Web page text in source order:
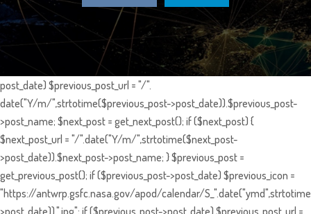
post_date) $previous_post_url = "/".
date("Y/m/",strtotime($previous_post->post_date)).$previous_post-
>post_name; $next_post = get_next_post(); if ($next_post) {
$next_post_url = "/".date("Y/m/",strtotime($next_post-
>post_date)).$next_post->post_name; } $previous_post =
get_previous_post(); if ($previous_post->post_date) $previous_icon =
"https://antwrp.gsfc.nasa.gov/apod/calendar/